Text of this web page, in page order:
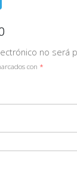
no será
con *